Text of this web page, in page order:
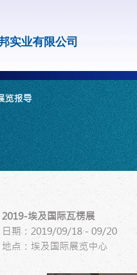
实业有限公司
览报导
2019-埃及国际瓦楞展
日期：2019/09/18 - 09/20
地点：埃及国际展览中心